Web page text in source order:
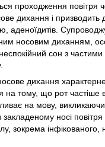
проходження повітря
дихання і призводить
аденоїдитів.
носовим диханням,
сон з
дихання
на тому, що рот частіше
на мову, викликаючи
закладеному носі
зокрема інфікованого,